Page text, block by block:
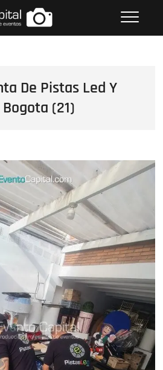
FOTOS GRUPO EMPRESARIAL
De Pistas Led Y
(21)